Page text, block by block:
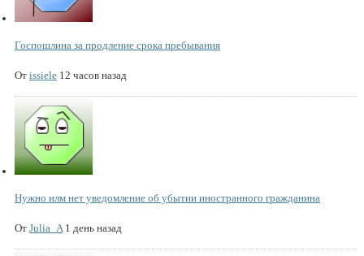
Госпошлина за продление срока пребывания
От issiele 12 часов назад
Нужно илм нет уведомление об убытии иностранного гражданина
От Julia_A 1 день назад